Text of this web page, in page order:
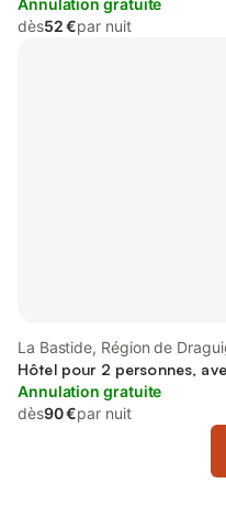
Annulation gratuite
dès52 €par nuit
La Bastide, Région de
Hôtel pour 2 personnes,
Annulation gratuite
dès90 €par nuit